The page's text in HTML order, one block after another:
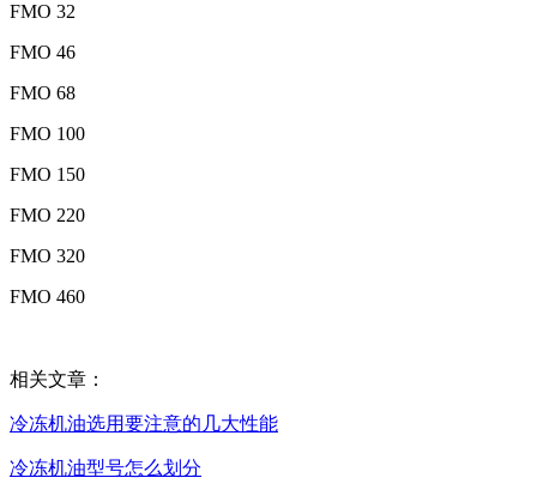
FMO 32
FMO 46
FMO 68
FMO 100
FMO 150
FMO 220
FMO 320
FMO 460
相关文章：
冷冻机油选用要注意的几大性能
冷冻机油型号怎么划分